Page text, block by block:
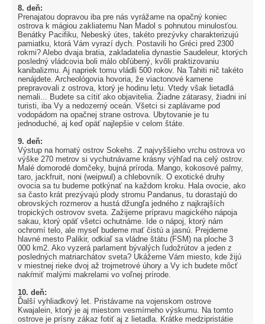
8. deň:
Prenajatou dopravou iba pre nás vyrážame na opačný koniec
ostrova k mágiou zakliatemu Nan Madol s pohnutou minulosťou.
Benátky Pacifiku, Nebeský útes, takéto prezývky charakterizujú
pamiatku, ktorá Vám vyrazí dych. Postavili ho Gréci pred 2300
rokmi? Alebo dvaja bratia, zakladatelia dynastie Saudeleur, ktorých
posledný vládcovia boli málo obľúbený, kvôli praktizovaniu
kanibalizmu. Aj napriek tomu vládli 500 rokov. Na Tahiti nič takéto
nenájdete. Archeológovia hovoria, že viactonové kamene
prepravovali z ostrova, ktorý je hodinu letu. Vtedy však lietadlá
nemali... Budete sa cítiť ako objavitelia. Žiadne zátarasy, žiadni iní
turisti, iba Vy a nedozerný oceán. Všetci si zaplávame pod
vodopádom na opačnej strane ostrova. Ubytovanie je tu
jednoduché, aj keď opäť najlepšie v celom štáte.
9. deň:
Výstup na hornatý ostrov Sokehs. Z najvyššieho vrchu ostrova vo
výške 270 metrov si vychutnávame krásny výhľad na celý ostrov.
Malé domorodé domčeky, bujná príroda. Mango, kokosové palmy,
taro, jackfruit, noni (weipwul) a chlebovník. O exotické druhy
ovocia sa tu budeme potkýnať na každom kroku. Hala ovocie, ako
sa často krát prezývajú plody stromu Pandanus, tu dorastajú do
obrovských rozmerov a hustá džungľa jedného z najkrajších
tropických ostrovov sveta. Zažijeme prípravu magického nápoja
sakau, ktorý opäť všetci ochutnáme. Ide o nápoj, ktorý nám
ochromí telo, ale myseľ budeme mať čistú a jasnú. Prejdeme
hlavné mesto Palikir, odkiaľ sa vládne štátu (FSM) na ploche 3
000 km2. Ako vyzerá parlament bývalých ľudožrútov a jeden z
posledných matriarchátov sveta? Ukážeme Vám miesto, kde žijú
v miestnej rieke dvoj až trojmetrové úhory a Vy ich budete môcť
nakŕmiť malými makrelami vo voľnej prírode.
10. deň:
Ďalší vyhliadkový let. Pristávame na vojenskom ostrove
Kwajalein, ktorý je aj miestom vesmírneho výskumu. Na tomto
ostrove je prísny zákaz fotiť aj z lietadla. Krátke medzipristátie